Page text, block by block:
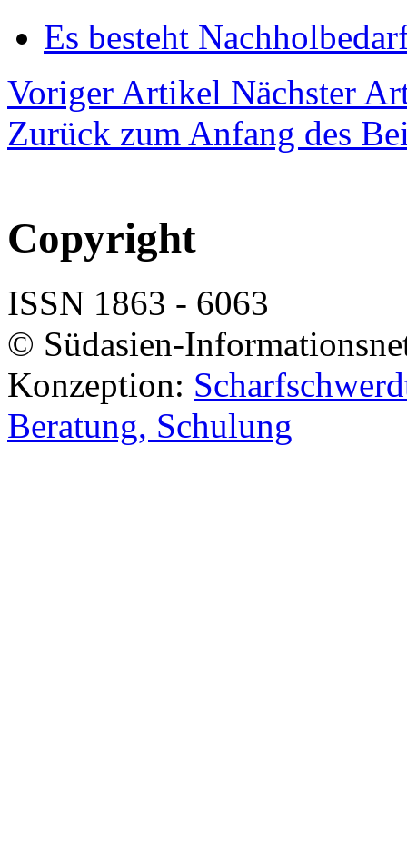
Es besteht
Voriger Artikel Nächster
Zurück zum Anfang des
Copyright
ISSN 1863 - 6063
© Südasien-
Konzeption:
Beratung, Schulung